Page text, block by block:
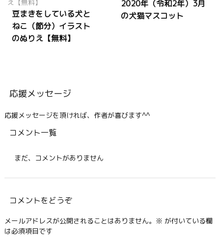
豆まきをしている犬と
ねこ（節分）イラスト
のぬりえ【無料】
2020年（令和2年）3月
の犬猫マスコット
応援メッセージ
応援メッセージを頂ければ、作者が喜びます^^
コメント一覧
まだ、コメントがありません
コメントをどうぞ
メールアドレスが公開されることはありません。 ※ が付いている欄
は必須項目です